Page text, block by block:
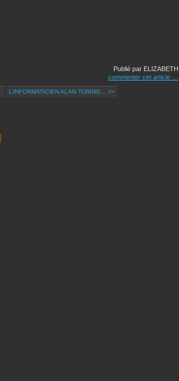
Publié par ELIZABETH
commenter cet article
L’INFORMATICIEN ALAN TURING... >>